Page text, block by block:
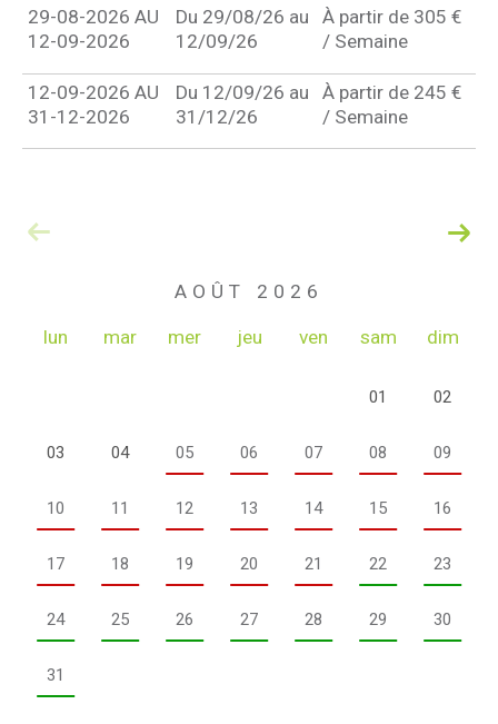
29-08-2026 AU
12-09-2026
Du 29/08/26 au
12/09/26
À partir de 305 €
/ Semaine
12-09-2026 AU
31-12-2026
Du 12/09/26 au
31/12/26
À partir de 245 €
/ Semaine
AOÛT 2026
lun mar mer jeu ven sam dim
01 02
03 04 05 06 07 08 09
10 11 12 13 14 15 16
17 18 19 20 21 22 23
24 25 26 27 28 29 30
31